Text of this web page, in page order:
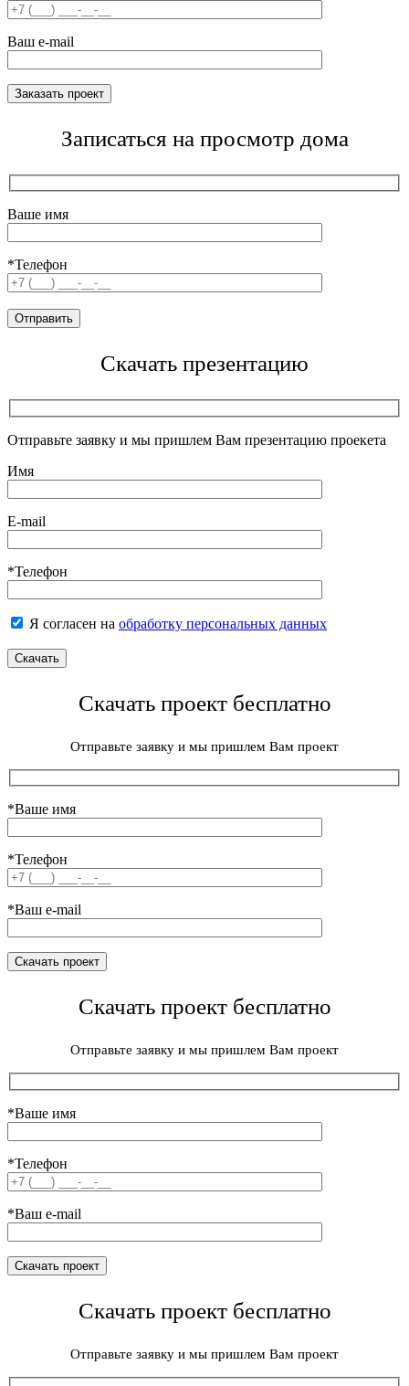
Ваш e-mail
Записаться на просмотр дома
Ваше имя
*Телефон
Скачать презентацию
Отправьте заявку и мы пришлем Вам презентацию проекета
Имя
E-mail
*Телефон
Я согласен на обработку персональных данных
Скачать проект бесплатно
Отправьте заявку и мы пришлем Вам проект
*Ваше имя
*Телефон
*Ваш e-mail
Скачать проект бесплатно
Отправьте заявку и мы пришлем Вам проект
*Ваше имя
*Телефон
*Ваш e-mail
Скачать проект бесплатно
Отправьте заявку и мы пришлем Вам проект